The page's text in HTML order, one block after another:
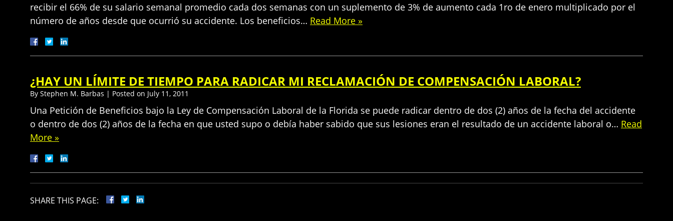
recibir el 66% de su salario semanal promedio cada dos semanas con un suplemento de 3% de aumento cada 1ro de enero multiplicado por el
número de años desde que ocurrió su accidente. Los beneficios… Read More »
¿HAY UN LÍMITE DE TIEMPO PARA RADICAR MI RECLAMACIÓN DE COMPENSACIÓN LABORAL?
By Stephen M. Barbas | Posted on July 11, 2011
Una Petición de Beneficios bajo la Ley de Compensación Laboral de la Florida se puede radicar dentro de dos (2) años de la fecha del accidente
o dentro de dos (2) años de la fecha en que usted supo o debía haber sabido que sus lesiones eran el resultado de un accidente laboral o… Read
More »
SHARE THIS PAGE: